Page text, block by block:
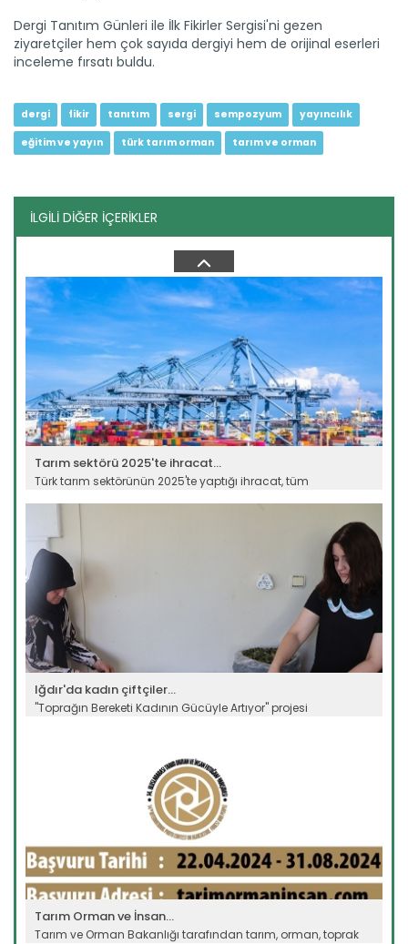
Dergi Tanıtım Günleri ile İlk Fikirler Sergisi'ni gezen
ziyaretçiler hem çok sayıda dergiyi hem de orijinal eserleri
inceleme fırsatı buldu.
dergi fikir tanıtım sergi sempozyum yayıncılık
eğitim ve yayın türk tarım orman tarım ve orman
İLGİLİ DİĞER İÇERİKLER
Tarım ve Orman Bakanlığınca toprağın, suyun, tarımın ve
ormanın...
Devamını Oku ->
Kastamonulular Tarım Tanıtım...
Kastamonu "Tarım Tanıtım Günü Etkinliği"ne ev sahipliği
Devamını Oku ->
Tarım sektörü 2025'te ihracat...
Türk tarım sektörünün 2025'te yaptığı ihracat, tüm
Iğdır'da kadın çiftçiler...
"Toprağın Bereketi Kadının Gücüyle Artıyor" projesi
Tarım Orman ve İnsan...
Tarım ve Orman Bakanlığı tarafından tarım, orman, toprak